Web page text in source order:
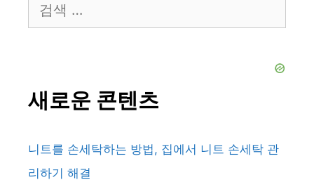
색:
새로운 콘텐츠
니트를 손세탁하는 방법, 집에서 니트 손세탁 관
리하기 해결